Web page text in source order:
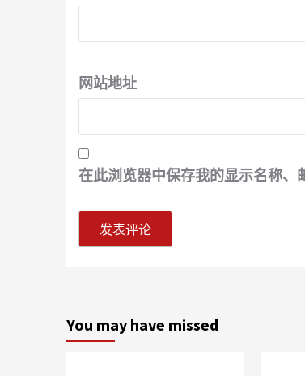
网站地址
在此浏览器中保存我的显示名称、
You may have missed